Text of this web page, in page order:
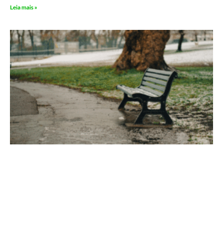
Leia mais »